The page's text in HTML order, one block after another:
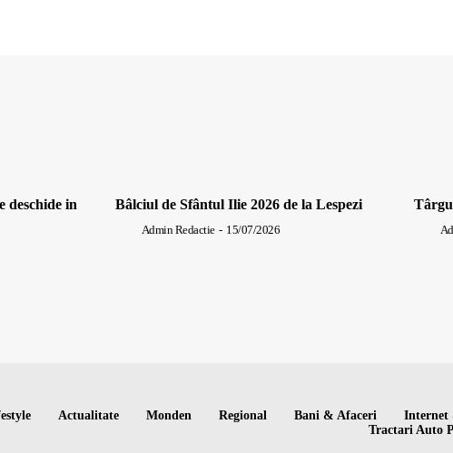
deschide in
Bâlciul de Sfântul Ilie 2026 de la Lespezi
Admin Redactie - 15/07/2026
Actualitate Monden Regional Bani & Afaceri Internet
Tractari Auto